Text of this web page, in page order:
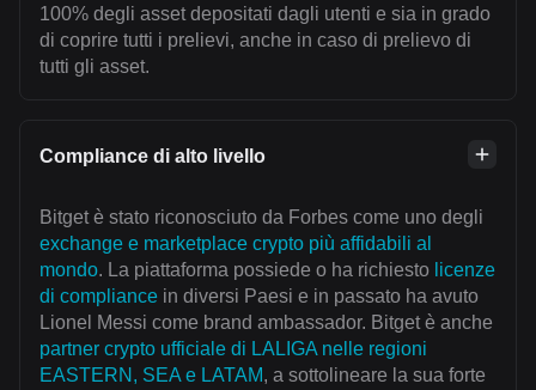
100% degli asset depositati dagli utenti e sia in grado
di coprire tutti i prelievi, anche in caso di prelievo di
tutti gli asset.
Compliance di alto livello
Bitget è stato riconosciuto da Forbes come uno degli
exchange e marketplace crypto più affidabili al
mondo. La piattaforma possiede o ha richiesto licenze
di compliance in diversi Paesi e in passato ha avuto
Lionel Messi come brand ambassador. Bitget è anche
partner crypto ufficiale di LALIGA nelle regioni
EASTERN, SEA e LATAM, a sottolineare la sua forte